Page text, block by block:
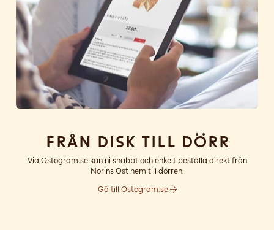
Från disk till dörr
Via Ostogram.se kan ni snabbt och enkelt beställa direkt från
Norins Ost hem till dörren.
Gå till Ostogram.se